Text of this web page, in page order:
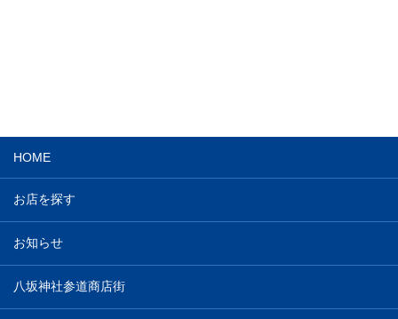
HOME
お店を探す
お知らせ
八坂神社参道商店街